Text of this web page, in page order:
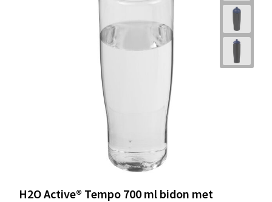
H2O Active® Tempo 700 ml bidon met